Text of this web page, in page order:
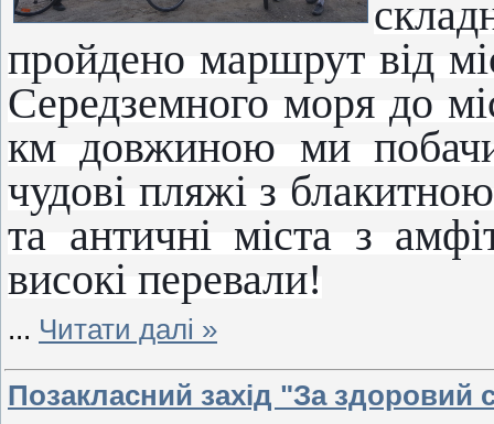
пройдено маршрут від
Середземного моря до
км довжиною ми
чудові пляжі з
та античні міста з
високі перевали!
... Читати далі »
Позакласний захід "За здоровий